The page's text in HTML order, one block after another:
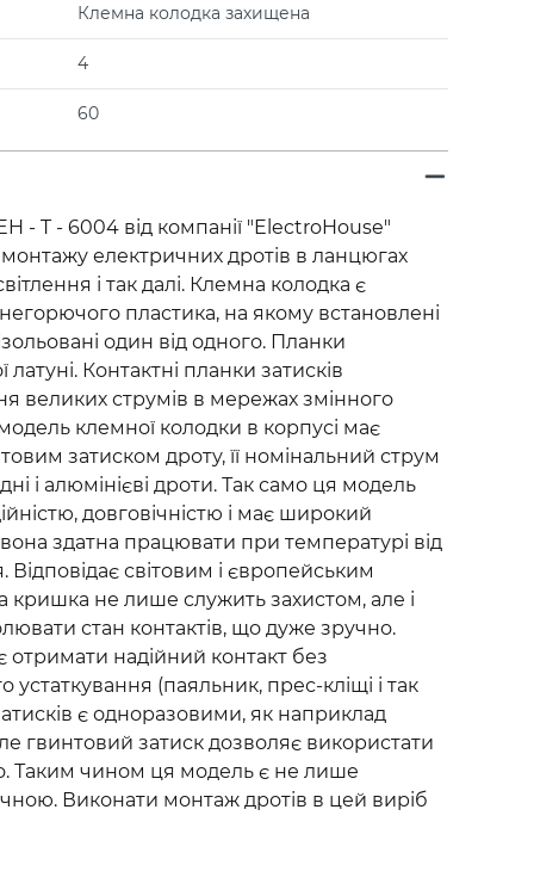
Клемна колодка захищена
4
60
- T - 6004 від компанії "ElectroHouse"
електричних дротів в ланцюгах
і так далі. Клемна колодка є
пластика, на якому встановлені
один від одного. Планки
Контактні планки затисків
великих струмів в мережах змінного
клемної колодки в корпусі має
затиском дроту, її номінальний струм
і алюмінієві дроти. Так само ця модель
довговічністю і має широкий
здатна працювати при температурі від
Відповідає світовим і європейським
кришка не лише служить захистом, але і
стан контактів, що дуже зручно.
отримати надійний контакт без
устаткування (паяльник, прес-кліщі і так
є одноразовими, як наприклад
гвинтовий затиск дозволяє використати
Таким чином ця модель є не лише
Виконати монтаж дротів в цей виріб